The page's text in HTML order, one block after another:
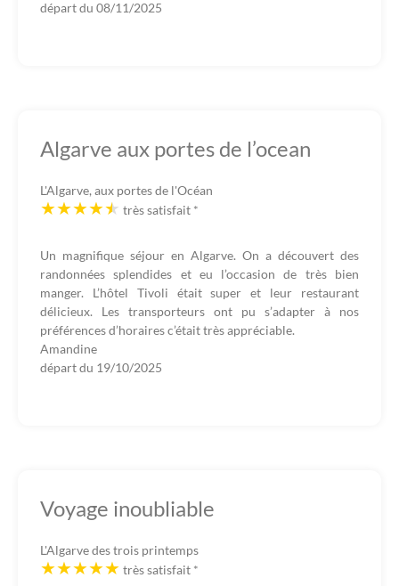
départ du 08/11/2025
Algarve aux portes de l’ocean
L'Algarve, aux portes de l'Océan
très satisfait *
Un magnifique séjour en Algarve. On a découvert des
randonnées splendides et eu l’occasion de très bien
manger. L’hôtel Tivoli était super et leur restaurant
délicieux. Les transporteurs ont pu s’adapter à nos
préférences d’horaires c’était très appréciable.
Amandine
départ du 19/10/2025
Voyage inoubliable
L'Algarve des trois printemps
très satisfait *